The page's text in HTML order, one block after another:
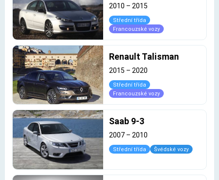
2010 – 2015
Střední třída
Francouzské vozy
Renault Talisman
2015 – 2020
Střední třída
Francouzské vozy
Saab 9-3
2007 – 2010
Střední třída Švédské vozy